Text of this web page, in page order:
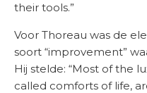
their tools.”
Voor Thoreau was de
soort “improvement”
Hij stelde: “Most of the
called comforts of life,